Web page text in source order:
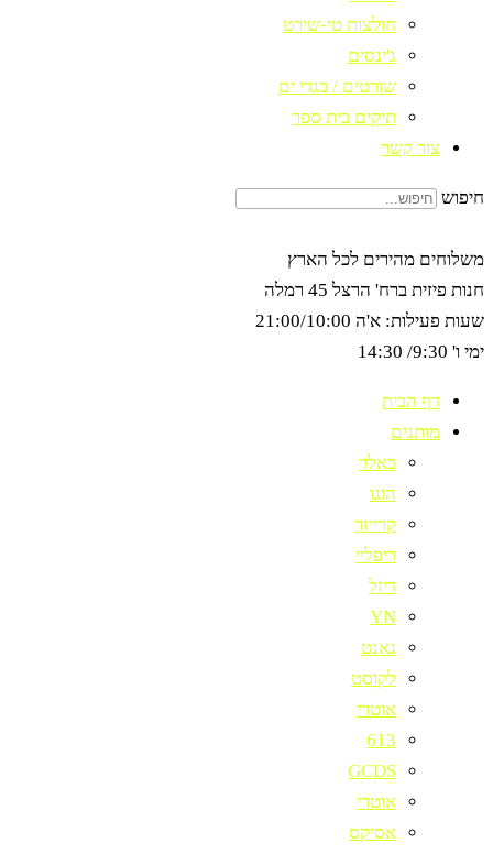
חולצות טי-שירט
ג'ינסים
שורטים / בגדי ים
תיקים בית ספר
צור קשר
חיפוש
משלוחים מהירים לכל הארץ
חנות פיזית ברח' הרצל 45 רמלה
שעות פעילות: א'ה 21:00/10:00
ימי ו' 9:30/ 14:30
דף הבית
מותגים
באלר
הוגו
קרייזר
ריפליי
דיזל
YN
גאנט
לקוסט
אוטרי
613
GCDS
אוטרי
אסיקס